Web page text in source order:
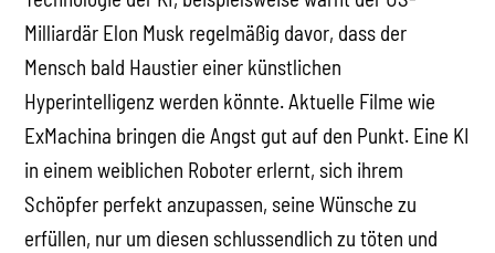
Milliardär Elon Musk regelmäßig davor, dass der
Mensch bald Haustier einer künstlichen
Hyperintelligenz werden könnte. Aktuelle Filme wie
ExMachina bringen die Angst gut auf den Punkt. Eine KI
in einem weiblichen Roboter erlernt, sich ihrem
Schöpfer perfekt anzupassen, seine Wünsche zu
erfüllen, nur um diesen schlussendlich zu töten und